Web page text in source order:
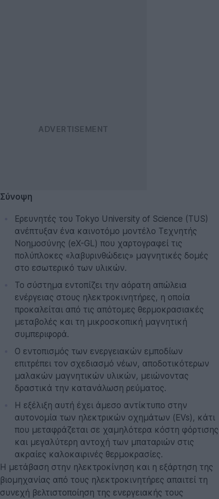
Σύνοψη
Ερευνητές του Tokyo University of Science (TUS)
ανέπτυξαν ένα καινοτόμο μοντέλο Τεχνητής
Νοημοσύνης (eX-GL) που χαρτογραφεί τις
πολύπλοκες «λαβυρινθώδεις» μαγνητικές δομές
στο εσωτερικό των υλικών.
Το σύστημα εντοπίζει την αόρατη απώλεια
ενέργειας στους ηλεκτροκινητήρες, η οποία
προκαλείται από τις απότομες θερμοκρασιακές
μεταβολές και τη μικροσκοπική μαγνητική
συμπεριφορά.
Ο εντοπισμός των ενεργειακών εμποδίων
επιτρέπει τον σχεδιασμό νέων, αποδοτικότερων
μαλακών μαγνητικών υλικών, μειώνοντας
δραστικά την κατανάλωση ρεύματος.
Η εξέλιξη αυτή έχει άμεσο αντίκτυπο στην
αυτονομία των ηλεκτρικών οχημάτων (EVs), κάτι
που μεταφράζεται σε χαμηλότερα κόστη φόρτισης
και μεγαλύτερη αντοχή των μπαταριών στις
ακραίες καλοκαιρινές θερμοκρασίες.
Η μετάβαση στην ηλεκτροκίνηση και η εξάρτηση της
βιομηχανίας από τους ηλεκτροκινητήρες απαιτεί τη
συνεχή βελτιστοποίηση της ενεργειακής τους